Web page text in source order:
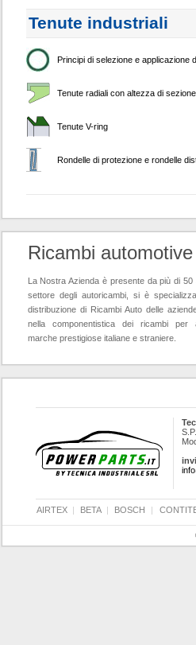
Tenute industriali
Principi di selezione e applicazione
Tenute radiali con altezza di
Tenute V-ring
Rondelle di protezione e rondelle
Ricambi automotive
La Nostra Azienda è presente da più di 50
settore degli autoricambi, si è
distribuzione di Ricambi Auto delle
nella componentistica dei ricambi per
marche prestigiose italiane e straniere.
AIRTEX | BETA | BOSCH |